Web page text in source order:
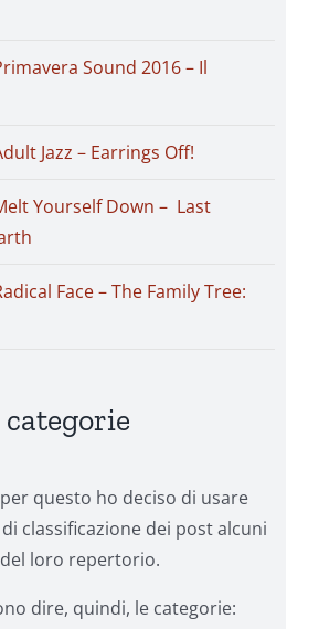
Sound 2016 – Il
Jazz – Earrings Off!
Yourself Down – Last
Face – The Family Tree:
questo ho deciso di usare
classificazione dei post alcuni
loro repertorio.
dire, quindi, le categorie: